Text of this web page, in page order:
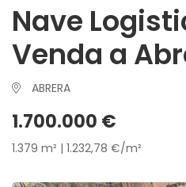
Nave
Venda a
ABRERA
1.700.000 €
1.379 m² | 1.232,78 €/m²